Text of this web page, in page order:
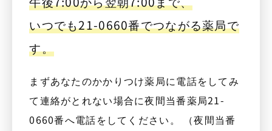
いつでも21-0660番でつながる薬局で
す。
まずあなたのかかりつけ薬局に電話をしてみ
て連絡がとれない場合に夜間当番薬局21-
0660番へ電話をしてください。 （夜間当番